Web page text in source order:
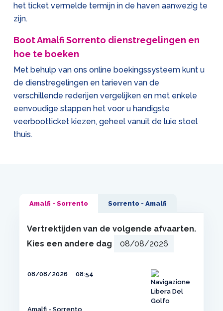
het ticket vermelde termijn in de haven aanwezig te
zijn.
Boot Amalfi Sorrento dienstregelingen en
hoe te boeken
Met behulp van ons online boekingssysteem kunt u
de dienstregelingen en tarieven van de
verschillende rederijen vergelijken en met enkele
eenvoudige stappen het voor u handigste
veerbootticket kiezen, geheel vanuit de luie stoel
thuis.
Amalfi - Sorrento Sorrento - Amalfi
Vertrektijden van de volgende afvaarten.
Kies een andere dag
08/08/2026 08:54
Amalfi - Sorrento